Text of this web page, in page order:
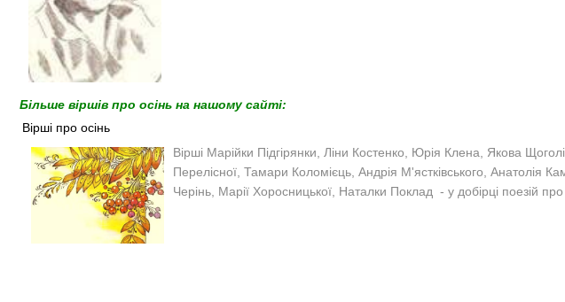
Більше віршів про осінь на нашому сайті:
Вірші про осінь
Вірші Марійки Підгірянки, Ліни Костенко, Юрія Клена, Якова
Перелісної, Тамари Коломієць, Андрія М'ястківського, Анатолія
Черінь, Марії Хоросницької, Наталки Поклад - у добірці поезій про